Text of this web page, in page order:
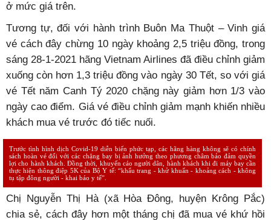
ở mức giá trên.
Tương tự, đối với hành trình Buôn Ma Thuột – Vinh giá
vé cách đây chừng 10 ngày khoảng 2,5 triệu đồng, trong
sáng 28-1-2021 hãng Vietnam Airlines đã điều chỉnh giảm
xuống còn hơn 1,3 triệu đồng vào ngày 30 Tết, so với giá
vé Tết năm Canh Tý 2020 chặng này giảm hơn 1/3 vào
ngày cao điểm. Giá vé điều chỉnh giảm mạnh khiến nhiều
khách mua vé trước đó tiếc nuối.
Trước tình hình dịch Covid-19 diễn biến phức tạp, các hãng hàng không sẽ có chính
sách hoàn vé đối với các chặng bay bị ảnh hưởng theo phương châm bảo đảm quyền
lợi cho hành khách. Đồng thời, khuyến cáo người dân, hành khách khi đi máy bay cần
thực hiện thông điệp 5K của Bộ Y tế: “khẩu trang - khử khuẩn - khoảng cách - không
tụ tập đông người - khai báo y tế”.
Chị Nguyễn Thị Hà (xã Hòa Đông, huyện Krông Pắc)
chia sẻ, cách đây hơn một tháng chị đã mua vé khứ hồi